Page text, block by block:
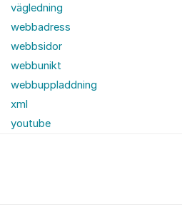
vägledning
webbadress
webbsidor
webbunikt
webbuppladdning
xml
youtube